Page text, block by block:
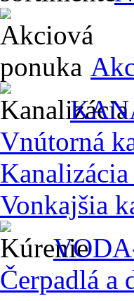
Vnútorná
Vonkajšia
Čerpadlá a